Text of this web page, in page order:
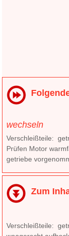
wechseln
Verschleißteile:
Prüfen Motor
getriebe
Zum
Verschleißteile: